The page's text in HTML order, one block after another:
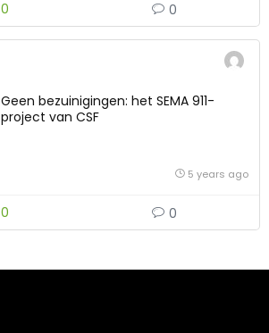
0 0
Geen bezuinigingen: het SEMA 911-
project van CSF
5 years ago
0 0